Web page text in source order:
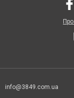
info@3849.com.ua